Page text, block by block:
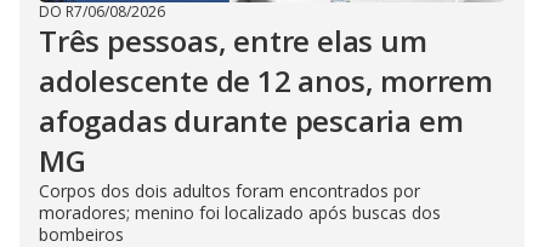
DO R7/06/08/2026
Três pessoas, entre elas um
adolescente de 12 anos, morrem
afogadas durante pescaria em
MG
Corpos dos dois adultos foram encontrados por
moradores; menino foi localizado após buscas dos
bombeiros